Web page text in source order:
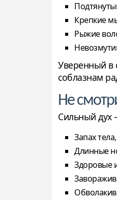
Крепкие
Рыжие
Уверенный в
соблазнам
Не
Сильный дух
Запах
Длинные
Здоровые